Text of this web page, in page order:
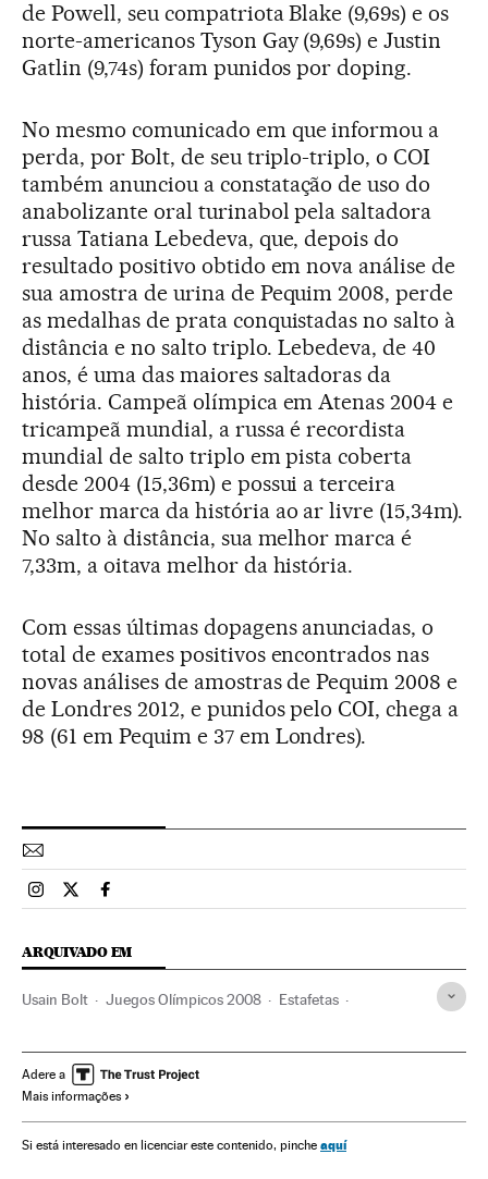
de Powell, seu compatriota Blake (9,69s) e os
norte-americanos Tyson Gay (9,69s) e Justin
Gatlin (9,74s) foram punidos por doping.
No mesmo comunicado em que informou a
perda, por Bolt, de seu triplo-triplo, o COI
também anunciou a constatação de uso do
anabolizante oral turinabol pela saltadora
russa Tatiana Lebedeva, que, depois do
resultado positivo obtido em nova análise de
sua amostra de urina de Pequim 2008, perde
as medalhas de prata conquistadas no salto à
distância e no salto triplo. Lebedeva, de 40
anos, é uma das maiores saltadoras da
história. Campeã olímpica em Atenas 2004 e
tricampeã mundial, a russa é recordista
mundial de salto triplo em pista coberta
desde 2004 (15,36m) e possui a terceira
melhor marca da história ao ar livre (15,34m).
No salto à distância, sua melhor marca é
7,33m, a oitava melhor da história.
Com essas últimas dopagens anunciadas, o
total de exames positivos encontrados nas
novas análises de amostras de Pequim 2008 e
de Londres 2012, e punidos pelo COI, chega a
98 (61 em Pequim e 37 em Londres).
Esportes El País Brasil en Instagram
Esportes El País Brasil en Twitter
Esportes El País Brasil en Facebook
ARQUIVADO EM
Usain Bolt Juegos Olímpicos 2008 Estafetas
Atletismo Competições
Justiça
Adere a
Mais informações
Si está interesado en licenciar este contenido, pinche aquí